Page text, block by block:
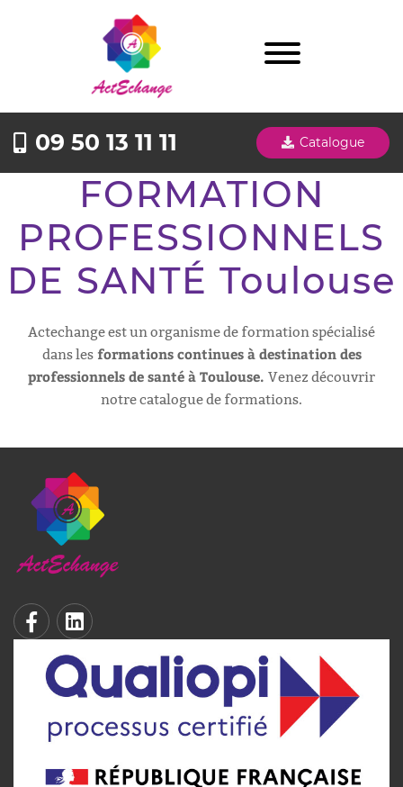
09 50 13 11 11 Catalogue
FORMATION
PROFESSIONNELS
DE SANTÉ Toulouse
Actechange est un organisme de formation spécialisé
dans lesformations continues à destination des
professionnels de santé à Toulouse. Venez découvrir
notre catalogue de formations.